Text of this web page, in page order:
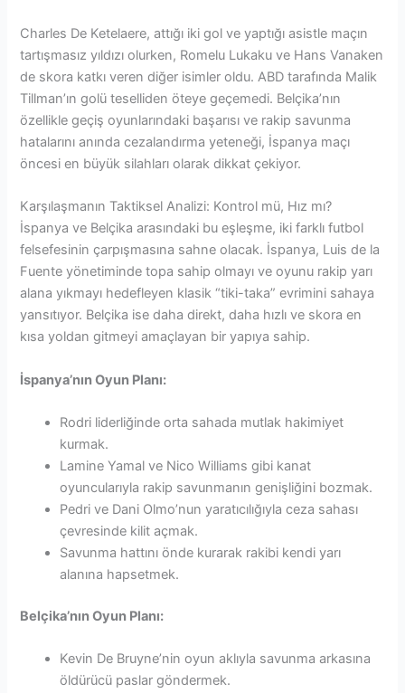
Charles De Ketelaere, attığı iki gol ve yaptığı asistle maçın
tartışmasız yıldızı olurken, Romelu Lukaku ve Hans Vanaken
de skora katkı veren diğer isimler oldu. ABD tarafında Malik
Tillman’ın golü teselliden öteye geçemedi. Belçika’nın
özellikle geçiş oyunlarındaki başarısı ve rakip savunma
hatalarını anında cezalandırma yeteneği, İspanya maçı
öncesi en büyük silahları olarak dikkat çekiyor.
Karşılaşmanın Taktiksel Analizi: Kontrol mü, Hız mı?
İspanya ve Belçika arasındaki bu eşleşme, iki farklı futbol
felsefesinin çarpışmasına sahne olacak. İspanya, Luis de la
Fuente yönetiminde topa sahip olmayı ve oyunu rakip yarı
alana yıkmayı hedefleyen klasik “tiki-taka” evrimini sahaya
yansıtıyor. Belçika ise daha direkt, daha hızlı ve skora en
kısa yoldan gitmeyi amaçlayan bir yapıya sahip.
İspanya’nın Oyun Planı:
Rodri liderliğinde orta sahada mutlak hakimiyet
kurmak.
Lamine Yamal ve Nico Williams gibi kanat
oyuncularıyla rakip savunmanın genişliğini bozmak.
Pedri ve Dani Olmo’nun yaratıcılığıyla ceza sahası
çevresinde kilit açmak.
Savunma hattını önde kurarak rakibi kendi yarı
alanına hapsetmek.
Belçika’nın Oyun Planı:
Kevin De Bruyne’nin oyun aklıyla savunma arkasına
öldürücü paslar göndermek.